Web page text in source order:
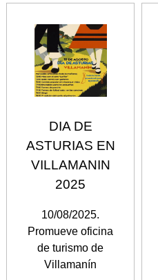
DIA DE
ASTURIAS EN
VILLAMANIN
2025
10/08/2025.
Promueve oficina
de turismo de
Villamanín